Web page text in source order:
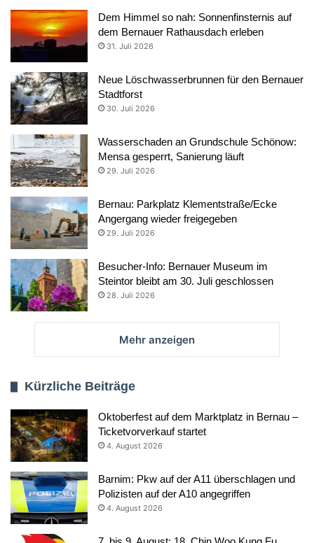
Dem Himmel so nah: Sonnenfinsternis auf
dem Bernauer Rathausdach erleben
31. Juli 2026
Neue Löschwasserbrunnen für den Bernauer
Stadtforst
30. Juli 2026
Wasserschaden an Grundschule Schönow:
Mensa gesperrt, Sanierung läuft
29. Juli 2026
Bernau: Parkplatz Klementstraße/Ecke
Angergang wieder freigegeben
29. Juli 2026
Besucher-Info: Bernauer Museum im
Steintor bleibt am 30. Juli geschlossen
28. Juli 2026
Mehr anzeigen
Kürzliche Beiträge
Oktoberfest auf dem Marktplatz in Bernau –
Ticketvorverkauf startet
4. August 2026
Barnim: Pkw auf der A11 überschlagen und
Polizisten auf der A10 angegriffen
4. August 2026